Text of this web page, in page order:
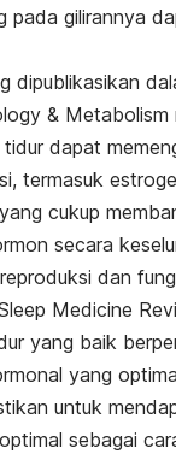
pada gilirannya
dipublikasikan
& Metabolism
dapat
termasuk
cukup
secara
dan
Medicine
yang baik
yang
untuk
sebagai